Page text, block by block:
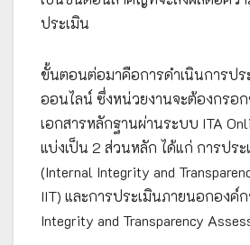
ประเมิน
ขั้นตอนต่อมาคือการดำเนินการปร
ออนไลน์ ซึ่งหน่วยงานจะต้องกรอ
เอกสารหลักฐานผ่านระบบ ITA
แบ่งเป็น 2 ส่วนหลัก ได้แก่ การปร
(Internal Integrity and
IIT) และการประเมินภายนอกองค์
Integrity and Transparency